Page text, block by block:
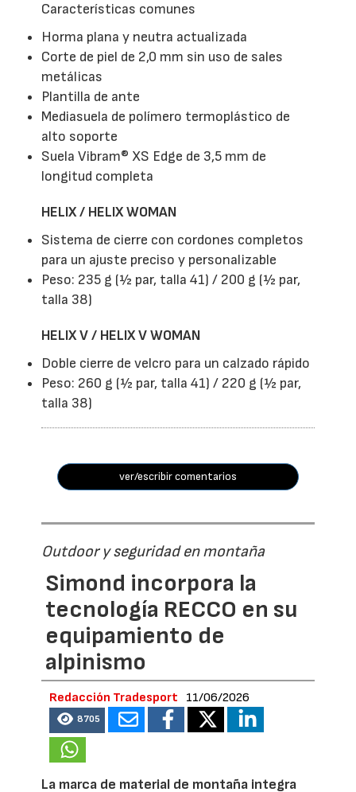
Características comunes
Horma plana y neutra actualizada
Corte de piel de 2,0 mm sin uso de sales
metálicas
Plantilla de ante
Mediasuela de polímero termoplástico de
alto soporte
Suela Vibram® XS Edge de 3,5 mm de
longitud completa
HELIX / HELIX WOMAN
Sistema de cierre con cordones completos
para un ajuste preciso y personalizable
Peso: 235 g (½ par, talla 41) / 200 g (½ par,
talla 38)
HELIX V / HELIX V WOMAN
Doble cierre de velcro para un calzado rápido
Peso: 260 g (½ par, talla 41) / 220 g (½ par,
talla 38)
ver/escribir comentarios
Outdoor y seguridad en montaña
Simond incorpora la
tecnología RECCO en su
equipamiento de
alpinismo
Redacción Tradesport 11/06/2026
8705
La marca de material de montaña integra